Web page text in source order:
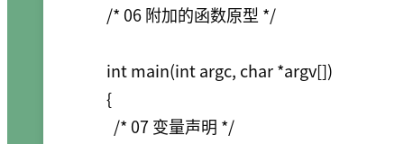
/* 06 附加的函数原型 */
int main(int argc, char *argv[])
{
  /* 07 变量声明 */